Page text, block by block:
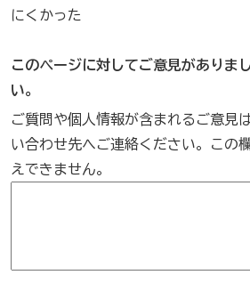
にくかった
このページに対してご意見がありま
い。
ご質問や個人情報が含まれるご意見
い合わせ先へご連絡ください。この
えできません。